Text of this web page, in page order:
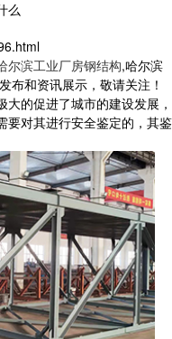
么
尔滨工业厂房钢结构,哈尔滨
布和资讯展示，敬请关注！
的促进了城市的建设发展，
要对其进行安全鉴定的，其鉴